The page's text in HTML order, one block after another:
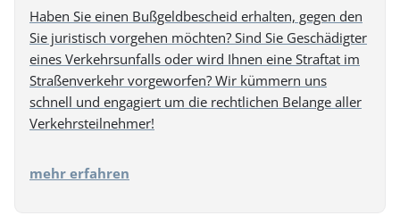
Haben Sie einen Bußgeldbescheid erhalten, gegen den
Sie juristisch vorgehen möchten? Sind Sie Geschädigter
eines Verkehrsunfalls oder wird Ihnen eine Straftat im
Straßenverkehr vorgeworfen? Wir kümmern uns
schnell und engagiert um die rechtlichen Belange aller
Verkehrsteilnehmer!
mehr erfahren